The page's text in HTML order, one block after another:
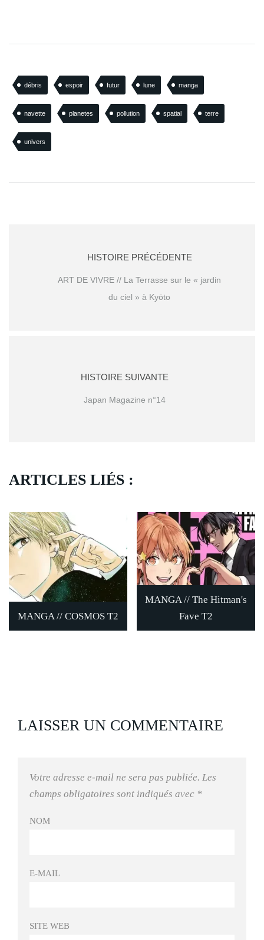
débris espoir futur lune manga
navette planetes pollution spatial terre
univers
HISTOIRE PRÉCÉDENTE
ART DE VIVRE // La Terrasse sur le « jardin
du ciel » à Kyōto
HISTOIRE SUIVANTE
Japan Magazine n°14
ARTICLES LIÉS :
MANGA // COSMOS T2
MANGA // The Hitman's
Fave T2
LAISSER UN COMMENTAIRE
Votre adresse e-mail ne sera pas publiée. Les
champs obligatoires sont indiqués avec *
NOM
E-MAIL
SITE WEB